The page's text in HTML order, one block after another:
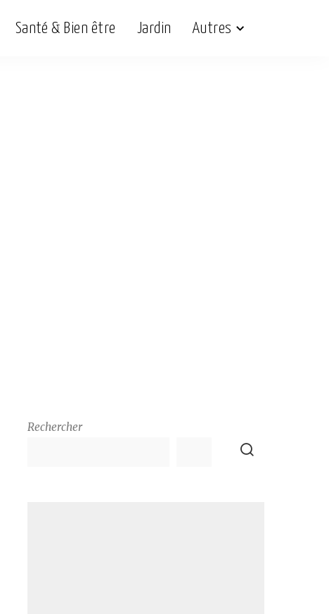
Santé & Bien être Jardin Autres
Rechercher